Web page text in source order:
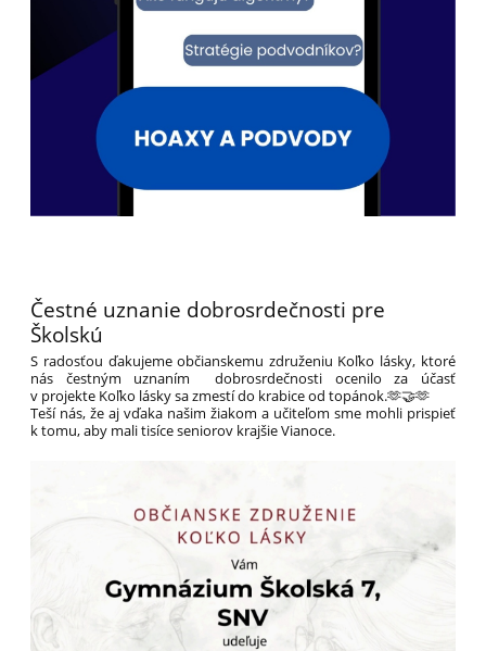
Čestné uznanie dobrosrdečnosti pre
Školskú
S radosťou ďakujeme občianskemu združeniu Koľko lásky, ktoré
nás čestným uznaním dobrosrdečnosti ocenilo za účasť
v projekte Koľko lásky sa zmestí do krabice od topánok.🫶🤝🫶
Teší nás, že aj vďaka našim žiakom a učiteľom sme mohli prispieť
k tomu, aby mali tisíce seniorov krajšie Vianoce.